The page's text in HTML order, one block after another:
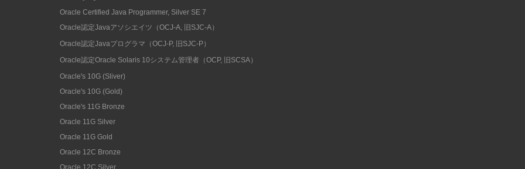
Oracle Certified Java Programmer, Silver SE 7
Oracle認定Javaアソシエイツ（OCJ-A, 旧SJC-A）
Oracle認定Javaプログラマ（OCJ-P, 旧SJC-P）
Oracle認定Oracle Solaris 10システム管理者（OCP, 旧SCSA）
Oracle's 10G (Sliver)
Oracle's 10G (Gold)
Oracle's 11G Bronze
Oracle 11G Silver
Oracle 11G Gold
Oracle 12C Bronze
Oracle 12C Silver